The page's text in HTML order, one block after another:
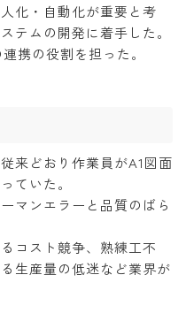
化・自動化が重要と考
テムの開発に着手した。
携の役割を担った。
来どおり作業員がA1図面
ていた。
マンエラーと品質のばら
コスト競争、熟練工不
生産量の低迷など業界が